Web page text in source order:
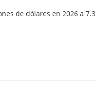
de dólares en 2026 a